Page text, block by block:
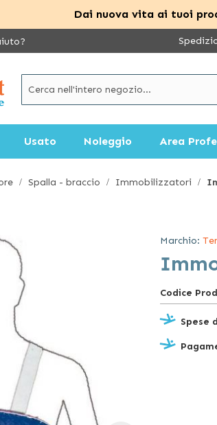
Dai nuova vita ai tuoi
Usato Noleggio Area
Spalla - braccio Immobilizzatori
Marchio:
Codice
Spese